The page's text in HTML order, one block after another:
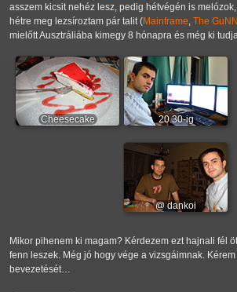
asszem kicsit nehéz lesz, pedig hétvégén is
hétre meg lezsíroztam pár talit (Mainframe, The GuNN
mielőtt Ausztráliába kimegy 8 hónapra és még ki
Cheesecake 20.30-ig
@ dankoi
Mikor pihenem ki magam? Kérdezem ezt hajnali fél
fenn leszek. Még jó hogy vége a vizsgáimnak.
bevezetését…